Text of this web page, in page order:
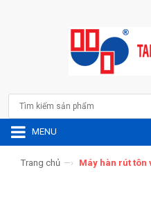
MENU
Trang chủ —› Máy hàn rút tôn